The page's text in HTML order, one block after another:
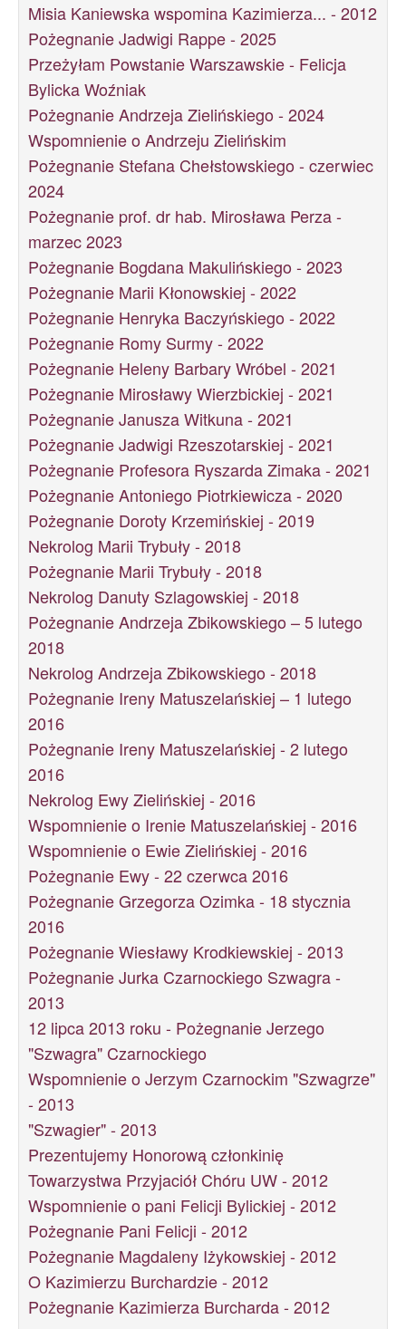
Misia Kaniewska wspomina Kazimierza... - 2012
Pożegnanie Jadwigi Rappe - 2025
Przeżyłam Powstanie Warszawskie - Felicja
Bylicka Woźniak
Pożegnanie Andrzeja Zielińskiego - 2024
Wspomnienie o Andrzeju Zielińskim
Pożegnanie Stefana Chełstowskiego - czerwiec
2024
Pożegnanie prof. dr hab. Mirosława Perza -
marzec 2023
Pożegnanie Bogdana Makulińskiego - 2023
Pożegnanie Marii Kłonowskiej - 2022
Pożegnanie Henryka Baczyńskiego - 2022
Pożegnanie Romy Surmy - 2022
Pożegnanie Heleny Barbary Wróbel - 2021
Pożegnanie Mirosławy Wierzbickiej - 2021
Pożegnanie Janusza Witkuna - 2021
Pożegnanie Jadwigi Rzeszotarskiej - 2021
Pożegnanie Profesora Ryszarda Zimaka - 2021
Pożegnanie Antoniego Piotrkiewicza - 2020
Pożegnanie Doroty Krzemińskiej - 2019
Nekrolog Marii Trybuły - 2018
Pożegnanie Marii Trybuły - 2018
Nekrolog Danuty Szlagowskiej - 2018
Pożegnanie Andrzeja Zbikowskiego – 5 lutego
2018
Nekrolog Andrzeja Zbikowskiego - 2018
Pożegnanie Ireny Matuszelańskiej – 1 lutego
2016
Pożegnanie Ireny Matuszelańskiej - 2 lutego
2016
Nekrolog Ewy Zielińskiej - 2016
Wspomnienie o Irenie Matuszelańskiej - 2016
Wspomnienie o Ewie Zielińskiej - 2016
Pożegnanie Ewy - 22 czerwca 2016
Pożegnanie Grzegorza Ozimka - 18 stycznia
2016
Pożegnanie Wiesławy Krodkiewskiej - 2013
Pożegnanie Jurka Czarnockiego Szwagra -
2013
12 lipca 2013 roku - Pożegnanie Jerzego
"Szwagra" Czarnockiego
Wspomnienie o Jerzym Czarnockim "Szwagrze"
- 2013
"Szwagier" - 2013
Prezentujemy Honorową członkinię
Towarzystwa Przyjaciół Chóru UW - 2012
Wspomnienie o pani Felicji Bylickiej - 2012
Pożegnanie Pani Felicji - 2012
Pożegnanie Magdaleny Iżykowskiej - 2012
O Kazimierzu Burchardzie - 2012
Pożegnanie Kazimierza Burcharda - 2012